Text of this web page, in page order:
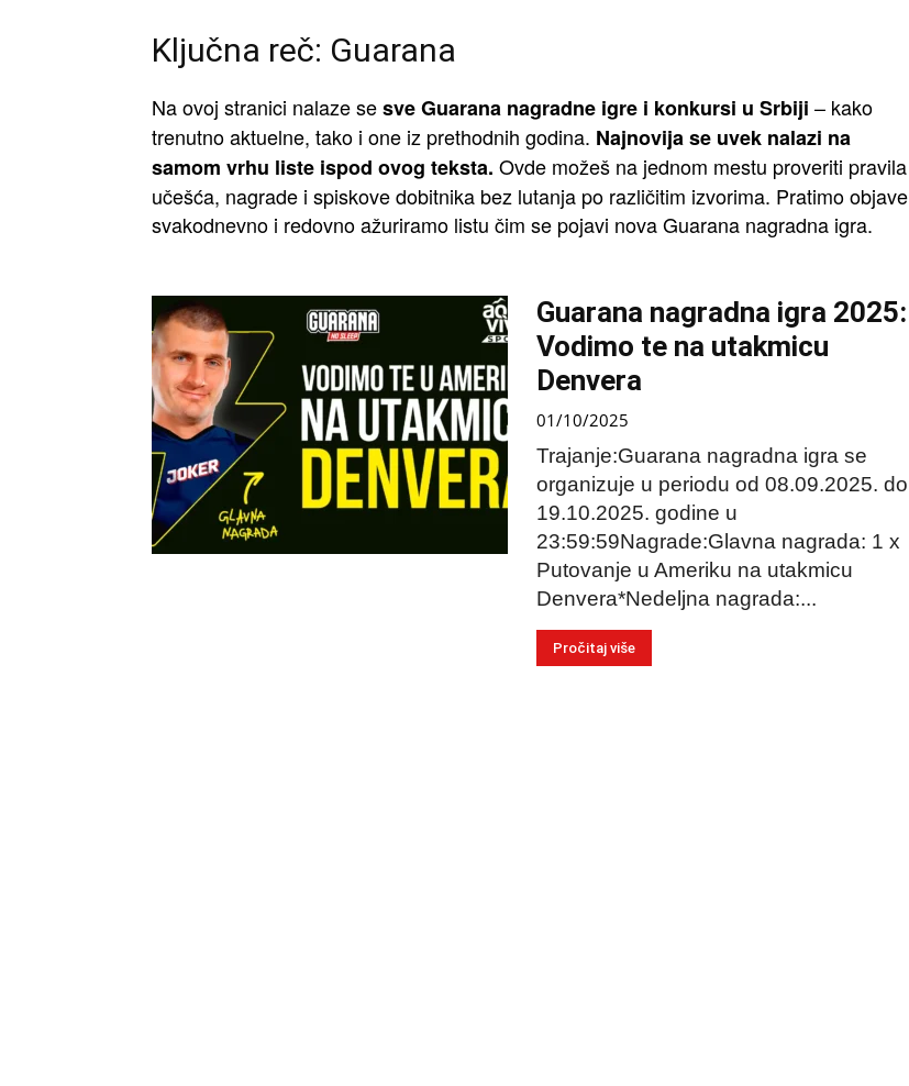
Ključna reč: Guarana
Na ovoj stranici nalaze sesve Guarana nagradne igre i konkursi u Srbiji – kako
trenutno aktuelne, tako i one iz prethodnih godina. Najnovija se uvek nalazi na
samom vrhu liste ispod ovog teksta. Ovde možeš na jednom mestu proveriti pravila
učešća, nagrade i spiskove dobitnika bez lutanja po različitim izvorima. Pratimo objave
svakodnevno i redovno ažuriramo listu čim se pojavi nova Guarana nagradna igra.
Guarana nagradna igra 2025:
Vodimo te na utakmicu
Denvera
01/10/2025
Trajanje:Guarana nagradna igra se
organizuje u periodu od 08.09.2025. do
19.10.2025. godine u
23:59:59Nagrade:Glavna nagrada: 1 x
Putovanje u Ameriku na utakmicu
Denvera*Nedeljna nagrada:...
Pročitaj više